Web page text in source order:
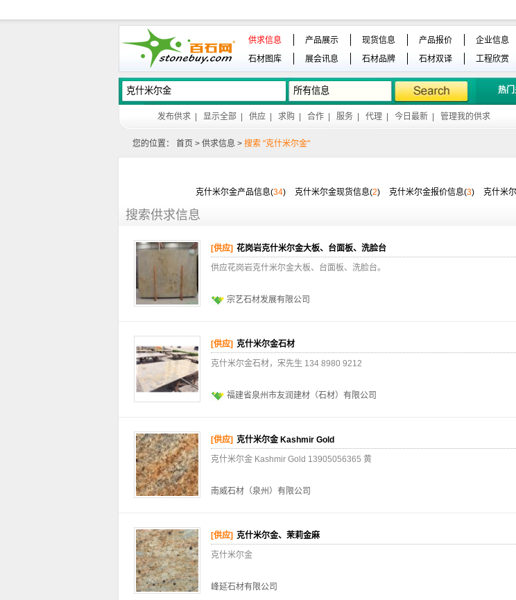
供求信息 产品展示 现货信息 产品报价 企业信息
石材图库
展会讯息 石材品牌 石材双译 工程欣赏
热门
发布供求 显示全部 供应 求购 合作 服务 代理 今日最新 管理我的供求
您的位置： 首页 > 供求信息 > 搜索 "克什米尔金"
克什米尔金产品信息(34) 克什米尔金现货信息(2) 克什米尔金报价信息(3) 克什米
搜索供求信息
[供应] 花岗岩克什米尔金大板、台面板、洗脸台
供应花岗岩克什米尔金大板、台面板、洗脸台。
宗艺石材发展有限公司
[供应] 克什米尔金石材
克什米尔金石材，宋先生 134 8980 9212
福建省泉州市友润建材（石材）有限公司
[供应] 克什米尔金 Kashmir Gold
克什米尔金 Kashmir Gold 13905056365 黄
南威石材（泉州）有限公司
[供应] 克什米尔金、茉莉金麻
克什米尔金
峰延石材有限公司